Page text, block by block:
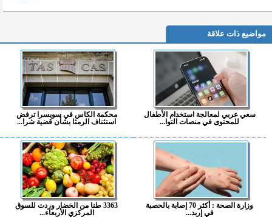
مواضيع ذات علاقة
سعي عربي لمعالجة استخدام الأطفال
للمحتوى في منصات التوا...
محكمة الكاس في سويسرا ترفض
استئناف الرمثا بشأن قضية شرا...
وزارة الصحة : أكثر 70 إصابة بالحصبة
في إربد...
3363 طنا من الخضار وردت للسوق
المركزي الأربعاء...